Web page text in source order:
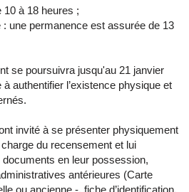
10 à 18 heures ;
une permanence est assurée de 13
se poursuivra jusqu'au 21 janvier
authentifier l’existence physique et
invité à se présenter physiquement
du recensement et lui
en leur possession,
antérieures (Carte
ou ancienne -, fiche d’identification,